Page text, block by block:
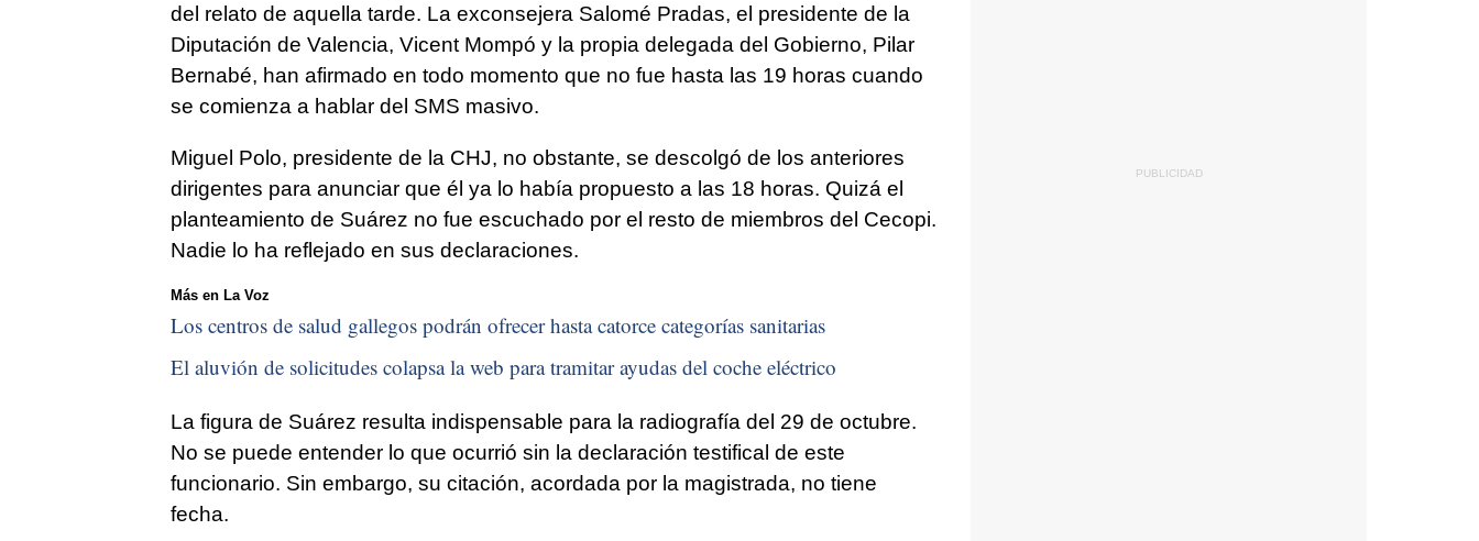
del relato de aquella tarde. La exconsejera Salomé Pradas, el presidente de la
Diputación de Valencia, Vicent Mompó y la propia delegada del Gobierno, Pilar
Bernabé, han afirmado en todo momento que no fue hasta las 19 horas cuando
se comienza a hablar del SMS masivo.
Miguel Polo, presidente de la CHJ, no obstante, se descolgó de los anteriores
dirigentes para anunciar que él ya lo había propuesto a las 18 horas. Quizá el
planteamiento de Suárez no fue escuchado por el resto de miembros del Cecopi.
Nadie lo ha reflejado en sus declaraciones.
Más en La Voz
Los centros de salud gallegos podrán ofrecer hasta catorce categorías sanitarias
El aluvión de solicitudes colapsa la web para tramitar ayudas del coche eléctrico
La figura de Suárez resulta indispensable para la radiografía del 29 de octubre.
No se puede entender lo que ocurrió sin la declaración testifical de este
funcionario. Sin embargo, su citación, acordada por la magistrada, no tiene
fecha.